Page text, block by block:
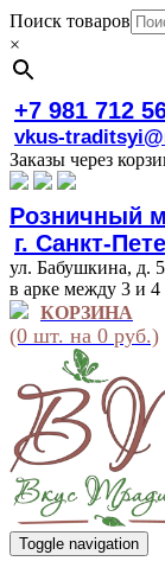
Поиск товаров
×
+7 981 712
vkus-
Заказы через
Розничный
г. Санкт-
ул. Бабушкина, д.
в арке между 3 и
КОРЗИНА
(0 шт. на 0 руб.)
Toggle navigation